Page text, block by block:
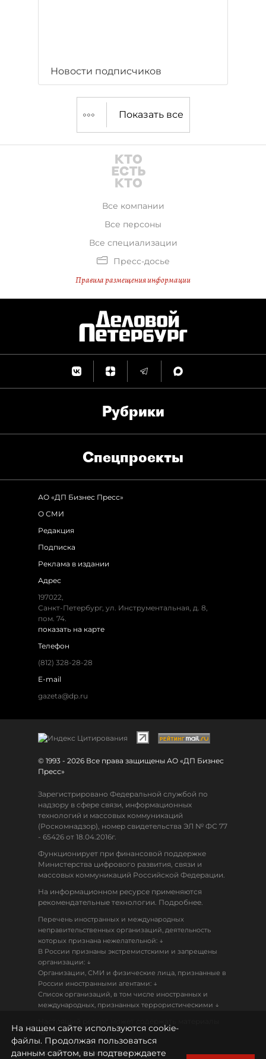
Новости подписчиков
Показать все
Все компании
Все персоны
Все специализации
Пресс-досье
Правила размещения информации
Рубрики
Спец­проекты
АО «ДП Бизнес Пресс»
О СМИ
Редакция
Подписка
Реклама в издании
Адрес
197022,
Санкт-Петербург, ул. Инструментальная, д. 8,
пом. 74.
показать на карте
Телефон
(812) 328-28-28
E-mail
gazeta@dp.ru
© 1993 - 2026 Все права защищены АО «ДП Бизнес
Пресс»
Зарегистрировано Федеральной службой по
надзору в сфере связи, информационных
технологий и массовых коммуникаций
(Роскомнадзор), номер свидетельства ЭЛ № ФС 77
- 65426 от 18.04.2016г.
Функционирует при финансовой поддержке
Министерства цифрового развития, связи и
массовых коммуникаций Российской Федерации.
На информационном ресурсе применяются
рекомендательные технологии. Подробнее.
Перечень иностранных и международных
неправительственных организаций, деятельность
которых признана нежелательной: ↓
В России признаны экстремистскими и запрещены
организации: ↓
Организации, СМИ и физические лица, признанные в
России иностранными агентами: ↓
Список организаций, в том числе иностранных и
международных, признанных террористическими ↓
18+
Политика конфиденциальности
На нашем сайте используются cookie-
файлы. Продолжая пользоваться
данным сайтом, вы подтверждаете